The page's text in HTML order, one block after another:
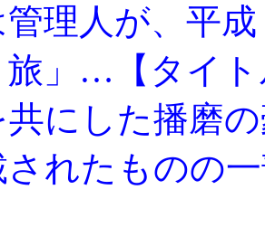
管理人が、平
旅」…【タイ
共にした播磨
されたものの